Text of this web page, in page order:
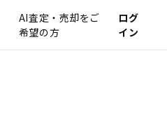
AI査定・売却をご
希望の方
ログ
イン